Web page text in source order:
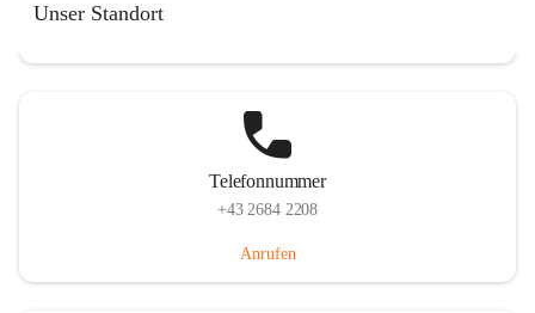
Unser Standort
Telefonnummer
+43 2684 2208
Anrufen